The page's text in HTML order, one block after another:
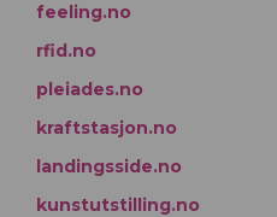
feeling.no
rfid.no
pleiades.no
kraftstasjon.no
landingsside.no
kunstutstilling.no